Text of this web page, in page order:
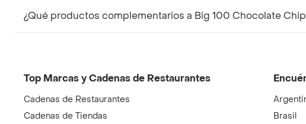
¿Qué productos complementarios a Big 100 Chocolate
Top Marcas y Cadenas de Restaurantes
Cadenas de Restaurantes
Cadenas de Tiendas
Brasil